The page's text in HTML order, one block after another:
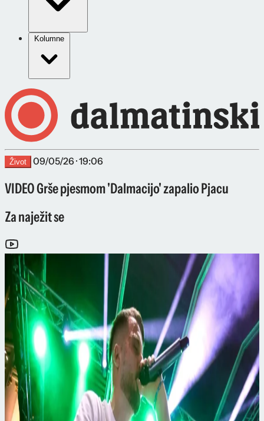
Kolumne
Život 09/05/26 · 19:06
VIDEO Grše pjesmom 'Dalmacijo' zapalio Pjacu
Za naježit se